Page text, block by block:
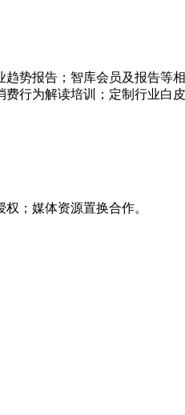
势报告；智库会员及报告等
行为解读培训；定制行业白
；媒体资源置换合作。